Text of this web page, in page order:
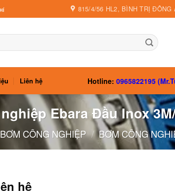
815/4/56 HL2, BÌNH TRỊ ĐÔNG
Liên hệ Hotline: 0965822195
Ebara Đầu Inox
BƠM CÔNG NGHIỆP / BƠM CÔNG
hệ